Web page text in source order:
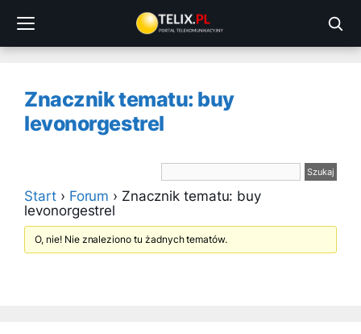
treści
Znacznik tematu: buy
levonorgestrel
Start › Forum › Znacznik tematu: buy
levonorgestrel
O, nie! Nie znaleziono tu żadnych tematów.